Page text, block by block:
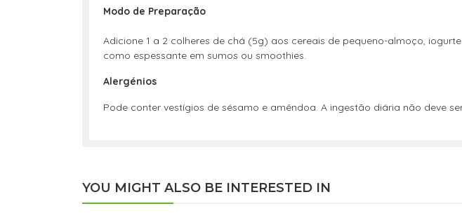
Modo de Preparação
Adicione 1 a 2 colheres de chá (5g) aos cereais de pequeno-almoço,
como espessante em sumos ou smoothies.
Alergénios
Pode conter vestígios de sésamo e amêndoa. A ingestão diária não deve
YOU MIGHT ALSO BE INTERESTED IN